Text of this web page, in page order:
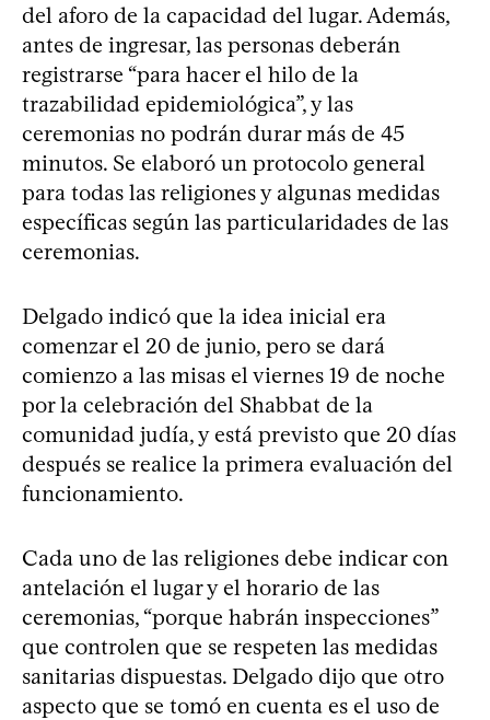
del aforo de la capacidad del lugar. Además,
antes de ingresar, las personas deberán
registrarse “para hacer el hilo de la
trazabilidad epidemiológica”, y las
ceremonias no podrán durar más de 45
minutos. Se elaboró un protocolo general
para todas las religiones y algunas medidas
específicas según las particularidades de las
ceremonias.
Delgado indicó que la idea inicial era
comenzar el 20 de junio, pero se dará
comienzo a las misas el viernes 19 de noche
por la celebración del Shabbat de la
comunidad judía, y está previsto que 20 días
después se realice la primera evaluación del
funcionamiento.
Cada uno de las religiones debe indicar con
antelación el lugar y el horario de las
ceremonias, “porque habrán inspecciones”
que controlen que se respeten las medidas
sanitarias dispuestas. Delgado dijo que otro
aspecto que se tomó en cuenta es el uso de